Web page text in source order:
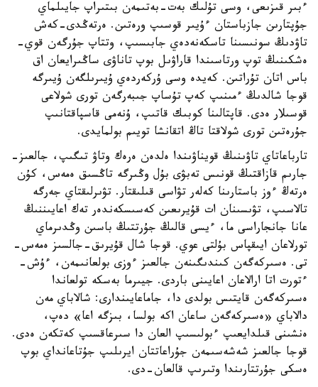
ءبىر قىزىعى، وسى تۇلىك بەت-بەتىمەن بىتىراپ جايىلماي
جۇپتارىن جازباستان ءۇيىر قوسىپ ورەتىن. ەرتەڭدى-كەش
تاۋدىڭ سونىسىنا تاسكەنەدەي جابىسىپ، وتتاپ جۇرگەن قوي-
ەشكىنىڭ توپ ورتاسىندا قاراۋىل بوپ تاناۋى ساڭىرايعان اق
باس اتان تۇراتىن. كەيدە وسى ۇركەردەي ۇيىرىلگەن ۇيىرگە
قوجا شالدىڭ ءمىنىپ كەپ تۇساپ جىبەرگەن تورى شولاعى
قوسىلار ەدى. قاپتالىنا كوبىك قاتىپ، ۇنەمى قاسپاقتانىپ
جۇرەتىن تورى شولاقتا تاڭ اتقانشا تويىم بولمايدى.
تارباعاتاي تاۋىنىڭ قويناۋىندا ەلدەن ەرەك وتاۋ تىگىپ، جالعىز-
جارىم قازاقتىڭ قونىس تەبۋى بۇل وڭىرگە تاڭسىق ەمەس، كۇن
ەرتەڭ ءوز باستارىنا كەلەر تۋاسى قىلىقتار. تۋىرلىقتاي جەرگە
تالاسىپ، تۋىسىنان ات قۇيرىعىن كەسىسكەندەر تەك اعايىننىڭ
عانا جانجاراسى ما، ءيسى قالىڭ جۇرتتىڭ باسىن وڭدىرماي
تورلاعان ايىقپاس بۇلتى عوي. قوجا شال قۇيرىق-جالسىز ەمەس-
تى. ەسىركەگەن كىندىگىنەن جالعىز ءوزى بولعانىمەن، ءۇش-
ءتورت اتا ارالاعان اعايىنى باردى. جيىرما بەسكە تولعاندا
ەسىركەگەن قايتىس بولدى دا، جاماعايىندارى: شالاباي مەن
دالاباي «ەسىركەگەن ساعان اكە بولسا، بىزگە اعا» دەپ،
ەنشىنى قىلدايعىپ ءبولىسىپ العان دا سىرعاقسىپ كەتكەن ەدى.
قوجا جالعىز شەشەسىمەن جۇراعاتتان ايرىلىپ جۇتاعانداي بوپ
ەسكى جۇرتتارىندا وتىرىپ قالعان-دى.